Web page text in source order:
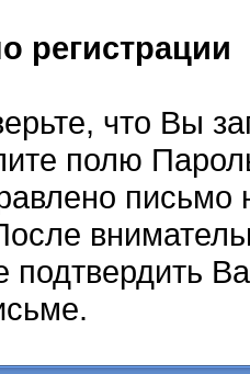
регистрации
что Вы
полю
подтвердить